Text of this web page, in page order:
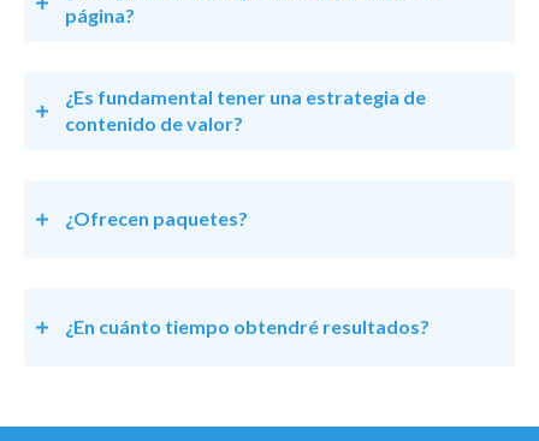
página?
¿Es fundamental tener una estrategia de
contenido de valor?
¿Ofrecen paquetes?
¿En cuánto tiempo obtendré resultados?